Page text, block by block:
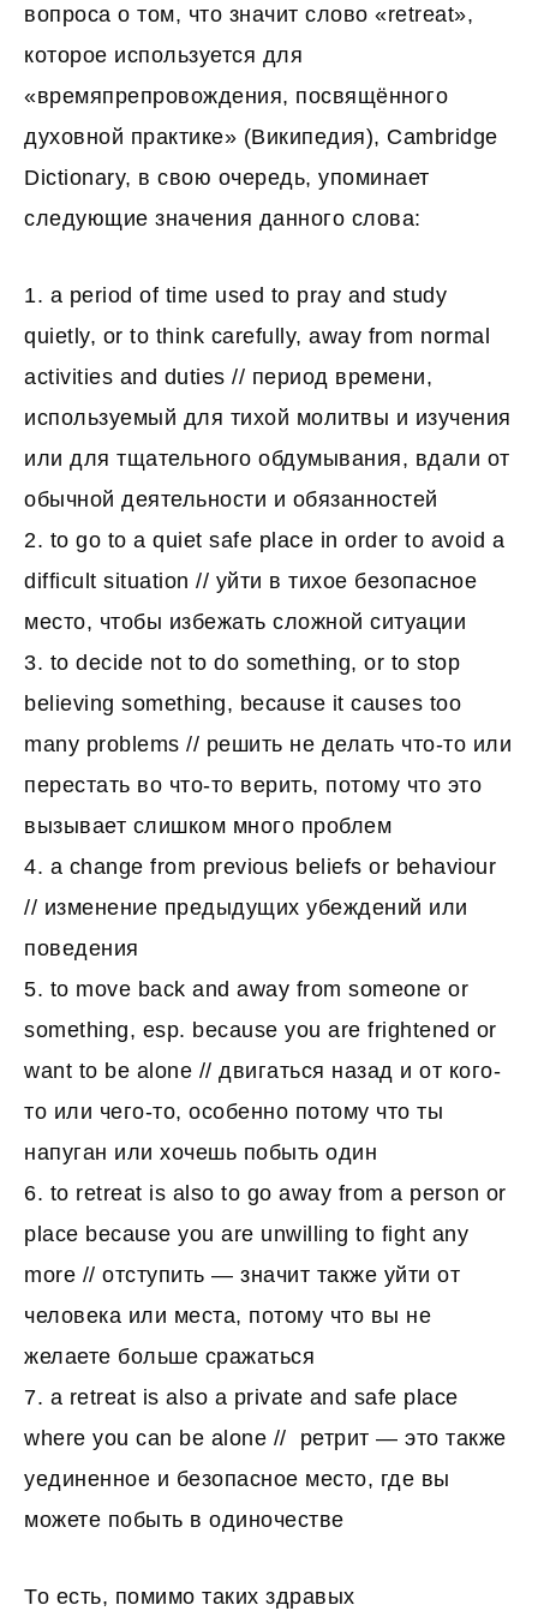
вопроса о том, что значит слово «retreat»,
которое используется для
«времяпрепровождения, посвящённого
духовной практике» (Википедия), Cambridge
Dictionary, в свою очередь, упоминает
следующие значения данного слова:
1. a period of time used to pray and study
quietly, or to think carefully, away from normal
activities and duties // период времени,
используемый для тихой молитвы и изучения
или для тщательного обдумывания, вдали от
обычной деятельности и обязанностей
2. to go to a quiet safe place in order to avoid a
difficult situation // уйти в тихое безопасное
место, чтобы избежать сложной ситуации
3. to decide not to do something, or to stop
believing something, because it causes too
many problems // решить не делать что-то или
перестать во что-то верить, потому что это
вызывает слишком много проблем
4. a change from previous beliefs or behaviour
// изменение предыдущих убеждений или
поведения
5. to move back and away from someone or
something, esp. because you are frightened or
want to be alone // двигаться назад и от кого-
то или чего-то, особенно потому что ты
напуган или хочешь побыть один
6. to retreat is also to go away from a person or
place because you are unwilling to fight any
more // отступить — значит также уйти от
человека или места, потому что вы не
желаете больше сражаться
7. a retreat is also a private and safe place
where you can be alone // ретрит — это также
уединенное и безопасное место, где вы
можете побыть в одиночестве
То есть, помимо таких здравых